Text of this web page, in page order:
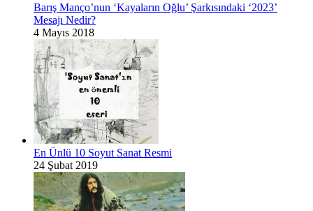
Barış Manço’nun ‘Kayaların Oğlu’ Şarkısındaki ‘2023’
Mesajı Nedir?
4 Mayıs 2018
En Ünlü 10 Soyut Sanat Resmi
24 Şubat 2019